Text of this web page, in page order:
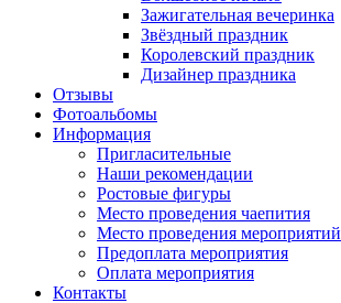
Зажигательная вечеринка
Звёздный праздник
Королевский праздник
Дизайнер праздника
Отзывы
Фотоальбомы
Информация
Пригласительные
Наши рекомендации
Ростовые фигуры
Место проведения чаепития
Место проведения мероприятий
Предоплата мероприятия
Оплата мероприятия
Контакты